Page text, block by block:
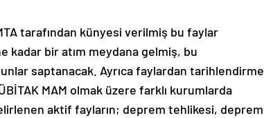
tarafından künyesi verilmiş bu faylar
bir atım meydana gelmiş, bu
saptanacak. Ayrıca faylardan tarihlendirme
MAM olmak üzere farklı kurumlarda
aktif fayların; deprem tehlikesi, deprem